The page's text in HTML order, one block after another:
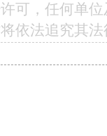
可，任何单
依法追究其